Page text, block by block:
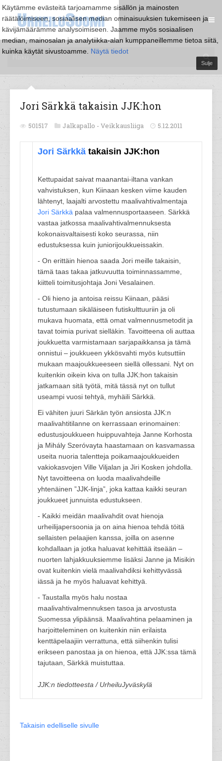
Käytämme evästeitä tarjoamamme sisällön ja mainosten
räätälöimiseen, sosiaalisen median ominaisuuksien tukemiseen ja
kävijämäärämme analysoimiseen. Jaamme myös sosiaalisen
median, mainosalan ja analytiikka-alan kumppaneillemme tietoa siitä,
kuinka käytät sivustoamme. Näytä tiedot
Sulje
Jori Särkkä takaisin JJK:hon
501517 Jalkapallo - Veikkausliiga 5.12.2011
Jori Särkkä takaisin JJK:hon
Kettupaidat saivat maanantai-iltana vankan
vahvistuksen, kun Kiinaan kesken viime kauden
lähtenyt, laajalti arvostettu maalivahtivalmentaja
Jori Särkkä palaa valmennusportaaseen. Särkkä
vastaa jatkossa maalivahtivalmennuksesta
kokonaisvaltaisesti koko seurassa, niin
edustuksessa kuin juniorijoukkueissakin.
- On erittäin hienoa saada Jori meille takaisin,
tämä taas takaa jatkuvuutta toiminnassamme,
kiitteli toimitusjohtaja Joni Vesalainen.
- Oli hieno ja antoisa reissu Kiinaan, pääsi
tutustumaan sikäläiseen futiskulttuuriin ja oli
mukava huomata, että omat valmennusmetodit ja
tavat toimia purivat sielläkin. Tavoitteena oli auttaa
joukkuetta varmistamaan sarjapaikkansa ja tämä
onnistui – joukkueen ykkösvahti myös kutsuttiin
mukaan maajoukkueeseen siellä ollessani. Nyt on
kuitenkin oikein kiva on tulla JJK:hon takaisin
jatkamaan sitä työtä, mitä tässä nyt on tullut
useampi vuosi tehtyä, myhäili Särkkä.
Ei vähiten juuri Särkän työn ansiosta JJK:n
maalivahtitilanne on kerrassaan erinomainen:
edustusjoukkueen huippuvahteja Janne Korhosta
ja Mihály Szeróvayta haastamaan on kasvamassa
useita nuoria talentteja poikamaajoukkueiden
vakiokasvojen Ville Viljalan ja Jiri Kosken johdolla.
Nyt tavoitteena on luoda maalivahdeille
yhtenäinen ”JJK-linja”, joka kattaa kaikki seuran
joukkueet junnuista edustukseen.
- Kaikki meidän maalivahdit ovat hienoja
urheilijapersoonia ja on aina hienoa tehdä töitä
sellaisten pelaajien kanssa, joilla on asenne
kohdallaan ja jotka haluavat kehittää itseään –
nuorten lahjakkuuksiemme lisäksi Janne ja Misikin
ovat kuitenkin vielä maalivahdiksi kehittyvässä
iässä ja he myös haluavat kehittyä.
- Taustalla myös halu nostaa
maalivahtivalmennuksen tasoa ja arvostusta
Suomessa ylipäänsä. Maalivahtina pelaaminen ja
harjoitteleminen on kuitenkin niin erilaista
kenttäpelaajiin verrattuna, että siihenkin tulisi
erikseen panostaa ja on hienoa, että JJK:ssa tämä
tajutaan, Särkkä muistuttaa.
JJK:n tiedotteesta / UrheiluJyväskylä
Takaisin edelliselle sivulle